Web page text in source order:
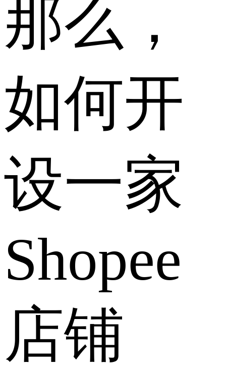
那么，
如何开
设一家
Shopee
店铺